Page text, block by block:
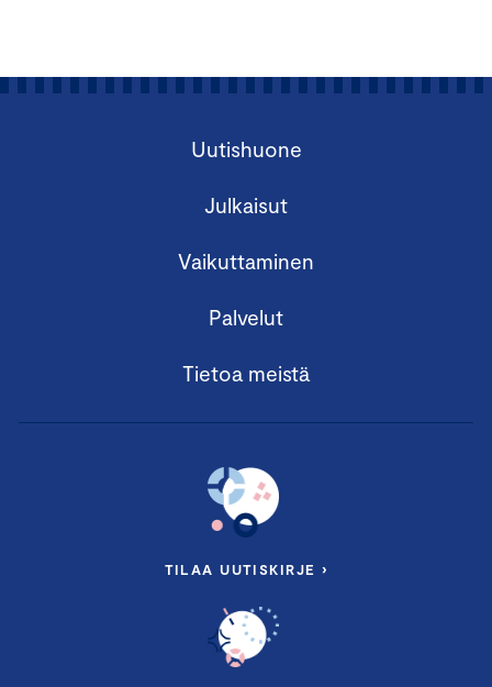
Uutishuone
Julkaisut
Vaikuttaminen
Palvelut
Tietoa meistä
TILAA UUTISKIRJE ›